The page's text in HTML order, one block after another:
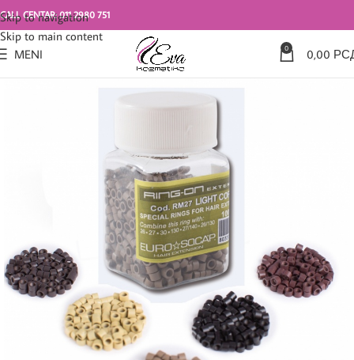
Skip to navigation
Skip to main content
CALL CENTAR: 011 2980 751
MENI 0 0,00